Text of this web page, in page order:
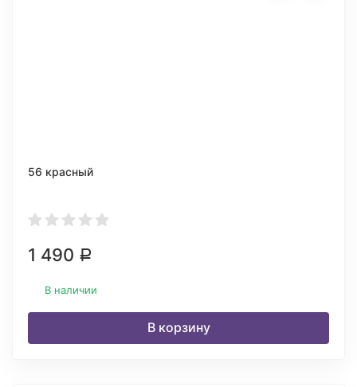
56 красный
1 490 Р
В наличии
В корзину